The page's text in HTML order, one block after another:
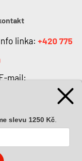
linka: +420 775
mail:
slevu 1250 Kč